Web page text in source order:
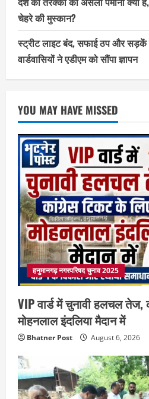
चेहरे की मुस्कान?
स्ट्रीट लाइट बंद, सफाई ठप और सड़कें
वार्डवासियों ने एडीएम को सौंपा ज्ञापन
YOU MAY HAVE MISSED
हनुमानगढ़ नगरपरिषद चुनाव 2025
VIP वार्ड में चुनावी हलचल
मोहनलाल इंदलिया मैदान में
Bhatner Post August 6, 2026